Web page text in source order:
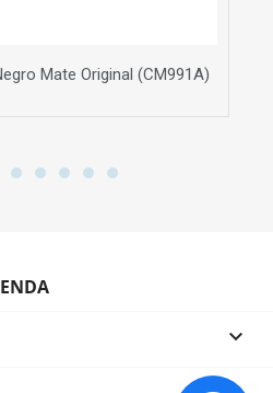
Mate Original (CM991A)
